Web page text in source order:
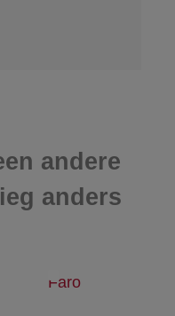
andere
anders
Faro